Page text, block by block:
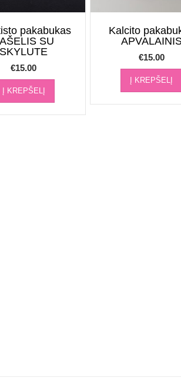
pakabukas
SU
SKYLUTE
€15.00
Į KREPŠELĮ
Kalcito
€15.00
Į KREPŠELĮ